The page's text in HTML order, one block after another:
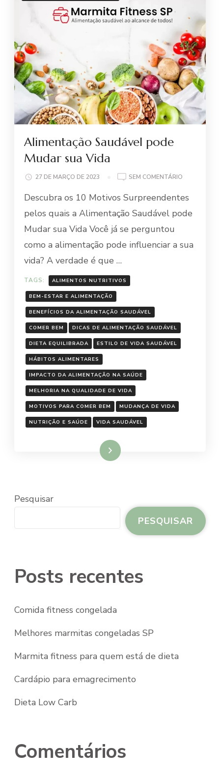
Alimentação Saudável pode
Mudar sua Vida
27 DE MARÇO DE 2023 SEM COMENTÁRIO
SAUDÁVEL
MUDAR
Descubra os 10 Motivos Surpreendentes
pelos quais a Alimentação Saudável pode
Mudar sua Vida Você já se perguntou
como a alimentação pode influenciar a sua
vida? A verdade é que …
TAGS: ALIMENTOS NUTRITIVOS
BEM-ESTAR E ALIMENTAÇÃO
BENEFÍCIOS DA ALIMENTAÇÃO SAUDÁVEL
COMER BEM DICAS DE ALIMENTAÇÃO SAUDÁVEL
DIETA EQUILIBRADA ESTILO DE VIDA SAUDÁVEL
HÁBITOS ALIMENTARES
IMPACTO DA ALIMENTAÇÃO NA SAÚDE
MELHORIA NA QUALIDADE DE VIDA
MOTIVOS PARA COMER BEM MUDANÇA DE VIDA
NUTRIÇÃO E SAÚDE VIDA SAUDÁVEL
Ler mais
Pesquisar
PESQUISAR
Posts recentes
Comida fitness congelada
Melhores marmitas congeladas SP
Marmita fitness para quem está de dieta
Cardápio para emagrecimento
Dieta Low Carb
Comentários